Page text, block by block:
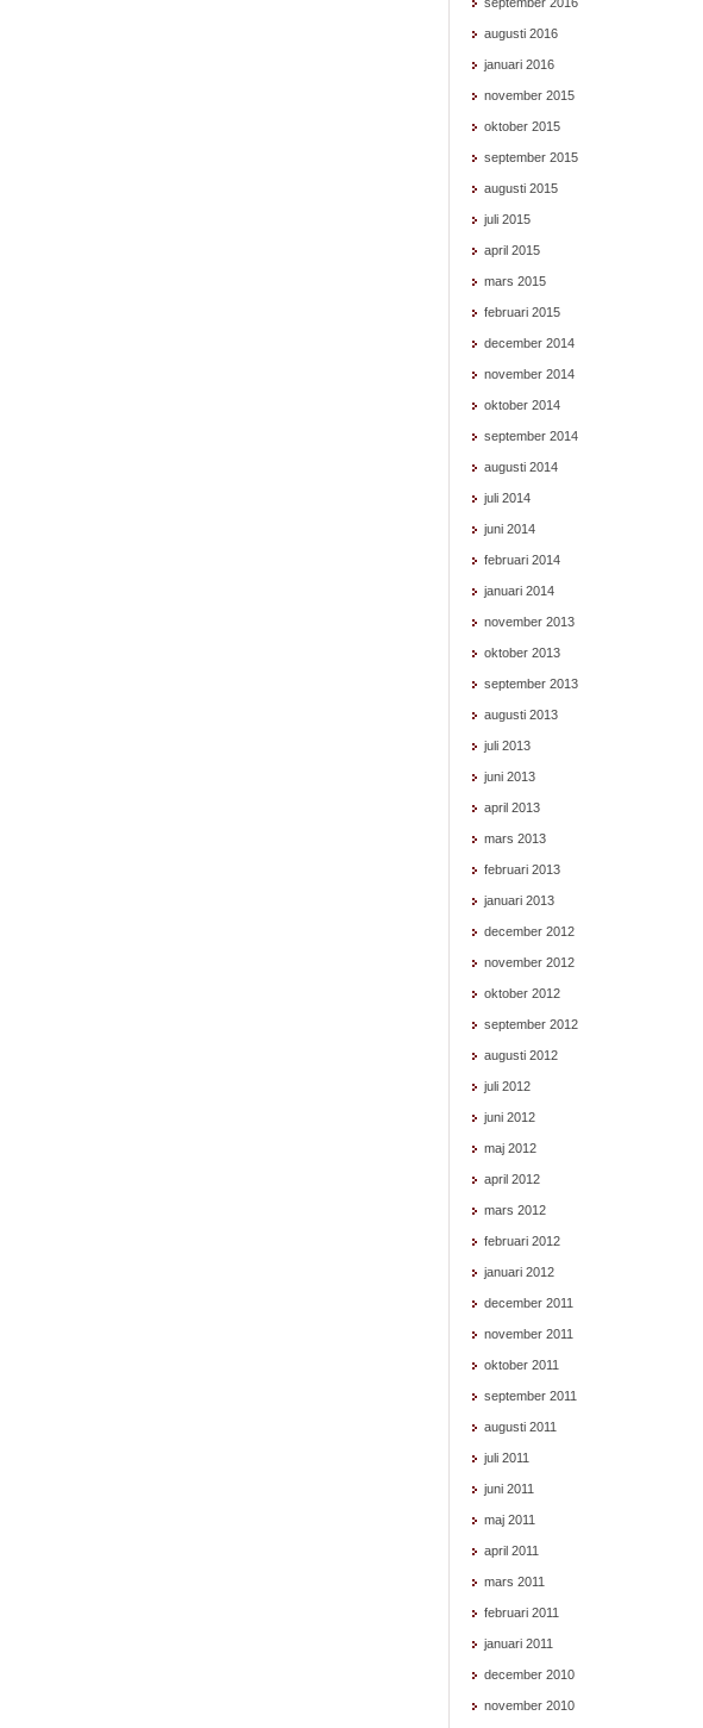
augusti 2016
januari 2016
november 2015
oktober 2015
september 2015
augusti 2015
juli 2015
april 2015
mars 2015
februari 2015
december 2014
november 2014
oktober 2014
september 2014
augusti 2014
juli 2014
juni 2014
februari 2014
januari 2014
november 2013
oktober 2013
september 2013
augusti 2013
juli 2013
juni 2013
april 2013
mars 2013
februari 2013
januari 2013
december 2012
november 2012
oktober 2012
september 2012
augusti 2012
juli 2012
juni 2012
maj 2012
april 2012
mars 2012
februari 2012
januari 2012
december 2011
november 2011
oktober 2011
september 2011
augusti 2011
juli 2011
juni 2011
maj 2011
april 2011
mars 2011
februari 2011
januari 2011
december 2010
november 2010